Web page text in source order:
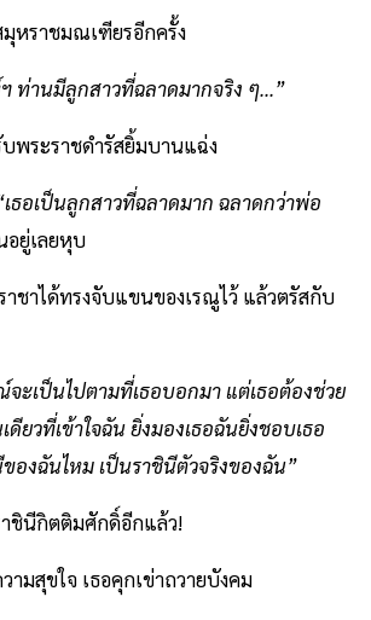
มุหราชมณเฑียรอีกครั้ง
ท่านมีลูกสาวที่ฉลาดมากจริง ๆ...”
พระราชดำรัสยิ้มบานแฉ่ง
เธอเป็นลูกสาวที่ฉลาดมาก ฉลาดกว่าพ่อ
ยู่เลยหุบ
าชาได้ทรงจับแขนของเรณูไว้ แล้วตรัสกับ
ะเป็นไปตามที่เธอบอกมา แต่เธอต้องช่วย
ดียวที่เข้าใจฉัน ยิ่งมองเธอฉันยิ่งชอบเธอ
องฉันไหม เป็นราชินีตัวจริงของฉัน”
าชินีกิตติมศักดิ์อีกแล้ว!
มสุขใจ เธอคุกเข่าถวายบังคม